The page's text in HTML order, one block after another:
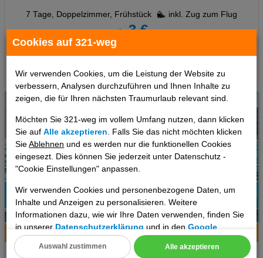
Cookies auf 321-weg
Wir verwenden Cookies, um die Leistung der Website zu
verbessern, Analysen durchzuführen und Ihnen Inhalte zu
zeigen, die für Ihren nächsten Traumurlaub relevant sind.
Möchten Sie 321-weg im vollem Umfang nutzen, dann klicken
Sie aufAlle akzeptieren . Falls Sie das nicht möchten klicken
SieAblehnen und es werden nur die funktionellen Cookies
eingesezt. Dies können Sie jederzeit unter Datenschutz -
"Cookie Einstellungen" anpassen.
Wir verwenden Cookies und personenbezogene Daten, um
Inhalte und Anzeigen zu personalisieren. Weitere
Informationen dazu, wie wir Ihre Daten verwenden, finden Sie
in unsererDatenschutzerklärung und in denGoogle
Datenschutz- und Nutzungsbedingungen
Alle akzeptieren
Auswahl zustimmen
7 Tage, Doppelzimmer, Frühstück
inkl. Zug zum Flug
ab 3 €
pro Person
Empfehlung